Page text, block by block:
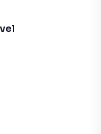
da cidade.
natural